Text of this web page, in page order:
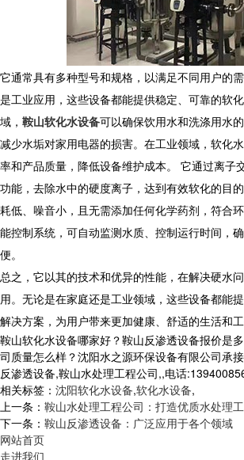
它通常具有多种型号和规格，以满足不同用户的
是工业应用，这些设备都能提供稳定、可靠的软
域， 鞍山软化水设备可以确保饮用水和洗涤用水
减少水垢对家用电器的损害。在工业领域，软化
率和产品质量，降低设备维护成本。 它通过离子
功能，去除水中的硬度离子，达到有效软化的目
耗低、噪音小，且无需添加任何化学药剂，符合
能控制系统，可自动监测水质、控制运行时间，
便。
总之，它以其的技术和优异的性能，在解决硬水
用。无论是在家庭还是工业领域，这些设备都能
解决方案，为用户带来更加健康、舒适的生活和工
鞍山软化水设备哪家好？鞍山反渗透设备报价是
司质量怎么样？沈阳水之源环保设备有限公司承
反渗透设备,鞍山水处理工程公司,,电话
相关标签： 沈阳软化水设备,软化水设备,
上一条： 鞍山水处理工程公司：打造优质水处理
下一条： 鞍山反渗透设备：广泛应用于各个领域
网站首页
走进我们